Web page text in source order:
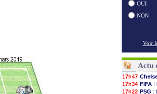
OUI
NON
Voir
Actu
17h47
17h34 FIFA :
17h22 PSG :